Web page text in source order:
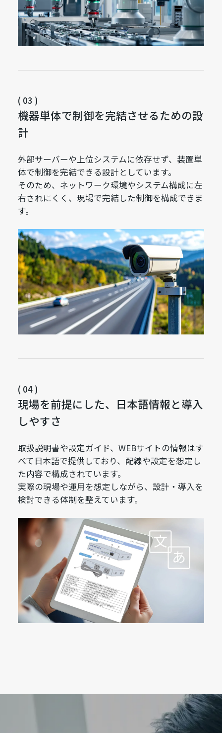
( 03 )
機器単体で制御を完結させるための設
計
外部サーバーや上位システムに依存せず、装置単
体で制御を完結できる設計としています。
そのため、ネットワーク環境やシステム構成に左
右されにくく、現場で完結した制御を構成できま
す。
( 04 )
現場を前提にした、日本語情報と導入
しやすさ
取扱説明書や設定ガイド、WEBサイトの情報はす
べて日本語で提供しており、配線や設定を想定し
た内容で構成されています。
実際の現場や運用を想定しながら、設計・導入を
検討できる体制を整えています。